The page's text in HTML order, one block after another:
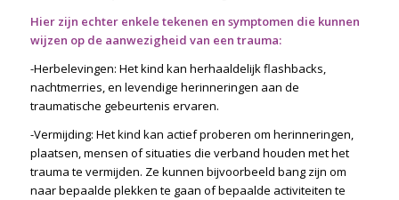
Hier zijn echter enkele tekenen en symptomen die kunnen
wijzen op de aanwezigheid van een trauma:
-Herbelevingen: Het kind kan herhaaldelijk flashbacks,
nachtmerries, en levendige herinneringen aan de
traumatische gebeurtenis ervaren.
-Vermijding: Het kind kan actief proberen om herinneringen,
plaatsen, mensen of situaties die verband houden met het
trauma te vermijden. Ze kunnen bijvoorbeeld bang zijn om
naar bepaalde plekken te gaan of bepaalde activiteiten te